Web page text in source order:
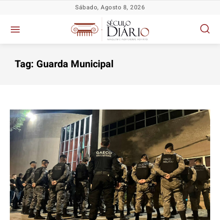
Política
Socioeconômicas
TV Século
Política
Socioeconômicas
TV Século
Política
Socioeconômicas
TV Século
Política
Socioeconômicas
TV Século
Sábado, Agosto 8, 2026
Tag: Guarda Municipal